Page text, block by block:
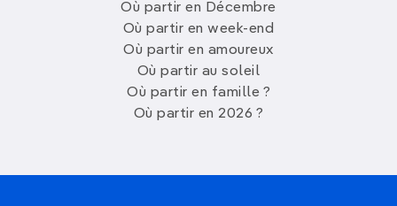
Où partir en Décembre
Où partir en week-end
Où partir en amoureux
Où partir au soleil
Où partir en famille ?
Où partir en 2026 ?